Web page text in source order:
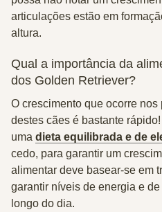
articulações estão em
altura.
Qual a importância da
dos Golden Retriever?
O crescimento que ocorre
destes cães é bastante
uma dieta equilibrada e de
cedo, para garantir um
alimentar deve basear-se em
garantir níveis de energia e
longo do dia.